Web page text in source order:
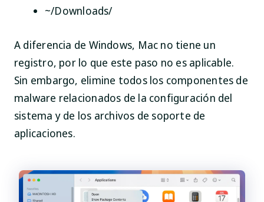
~/Downloads/
A diferencia de Windows, Mac no tiene un
registro, por lo que este paso no es aplicable.
Sin embargo, elimine todos los componentes de
malware relacionados de la configuración del
sistema y de los archivos de soporte de
aplicaciones.